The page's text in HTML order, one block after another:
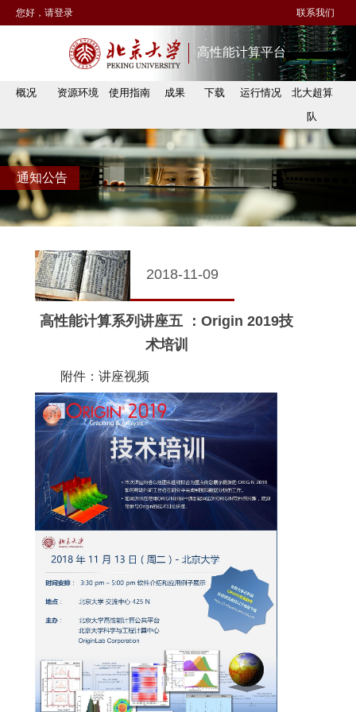
您好，请登录 联系我们
高性能计算平台
概况 资源环境 使用指南 成果 下载 运行情况
北大超算
队
通知公告
2018-11-09
高性能计算系列讲座五 ：Origin 2019技
术培训
附件：讲座视频